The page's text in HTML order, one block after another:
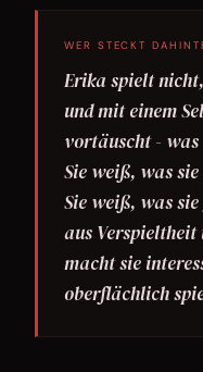
WER STECKT
Erika spielt
und mit einem
vortäuscht -
Sie weiß, was
Sie weiß, was
aus
macht sie
oberflächlich